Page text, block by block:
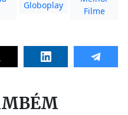
Globoplay
Filme